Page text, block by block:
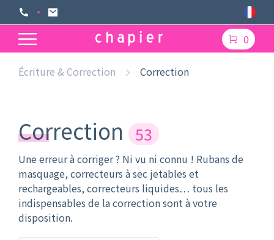
0
Écriture & Correction Correction
Correction 53
Une erreur à corriger ? Ni vu ni connu ! Rubans de
masquage, correcteurs à sec jetables et
rechargeables, correcteurs liquides… tous les
indispensables de la correction sont à votre
disposition.